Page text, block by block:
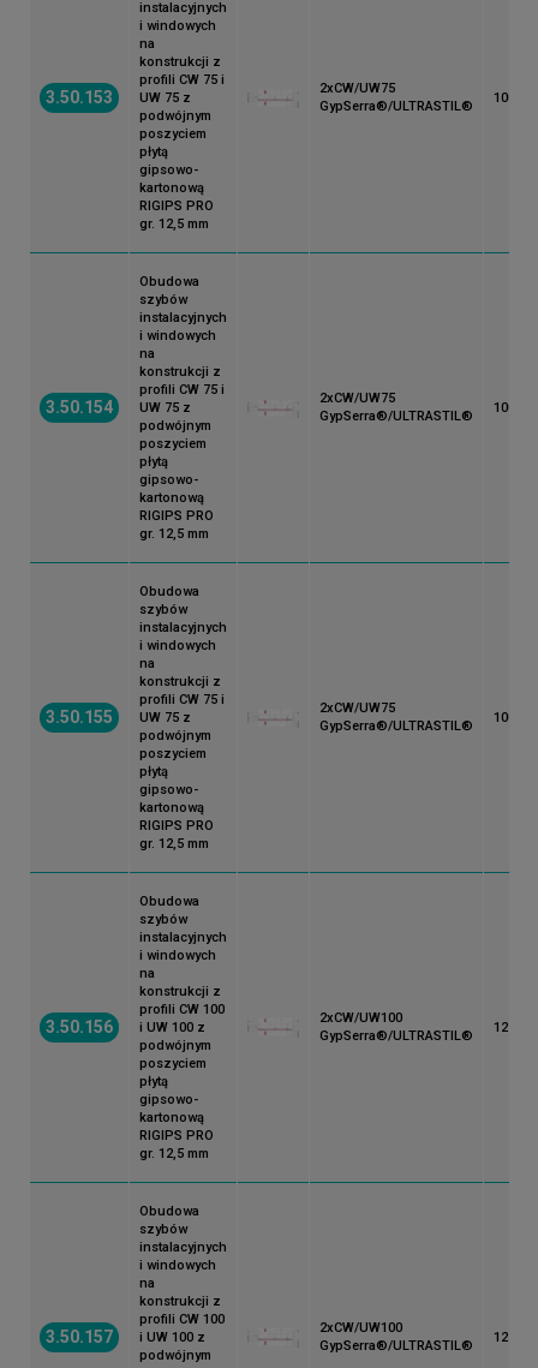
3.50.153
instalacyjnych
i windowych
na
konstrukcji z
profili CW 75 i
UW 75 z
podwójnym
poszyciem
płytą
gipsowo-
kartonową
RIGIPS PRO
gr. 12,5 mm
2xCW/UW75
GypSerra®/ULTRASTIL®
100
3.50.154
Obudowa
szybów
instalacyjnych
i windowych
na
konstrukcji z
profili CW 75 i
UW 75 z
podwójnym
poszyciem
płytą
gipsowo-
kartonową
RIGIPS PRO
gr. 12,5 mm
2xCW/UW75
GypSerra®/ULTRASTIL®
100
3.50.155
Obudowa
szybów
instalacyjnych
i windowych
na
konstrukcji z
profili CW 75 i
UW 75 z
podwójnym
poszyciem
płytą
gipsowo-
kartonową
RIGIPS PRO
gr. 12,5 mm
2xCW/UW75
GypSerra®/ULTRASTIL®
100
3.50.156
Obudowa
szybów
instalacyjnych
i windowych
na
konstrukcji z
profili CW 100
i UW 100 z
podwójnym
poszyciem
płytą
gipsowo-
kartonową
RIGIPS PRO
gr. 12,5 mm
2xCW/UW100
GypSerra®/ULTRASTIL®
125
3.50.157
Obudowa
szybów
instalacyjnych
i windowych
na
konstrukcji z
profili CW 100
i UW 100 z
podwójnym
2xCW/UW100
GypSerra®/ULTRASTIL®
125